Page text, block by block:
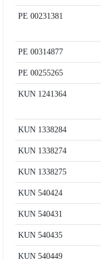
PE 00231381
PE 00314877
PE 00255265
KUN 1241364
KUN 1338284
KUN 1338274
KUN 1338275
KUN 540424
KUN 540431
KUN 540435
KUN 540449